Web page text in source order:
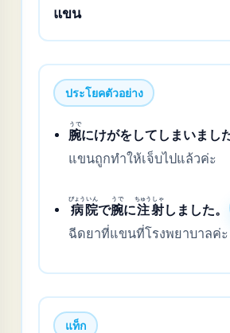
แขน
ประโยคตัวอย่าง
腕
うで
にけがをしてしまいまし
แขนถูกทำให้เจ็บไปแล้วค่ะ
病
びょう
院
いん
で腕
うで
に注
ちゅう
射
しゃ
しました。
ฉีดยาที่แขนที่โรงพยาบาลค่ะ
แท็ก